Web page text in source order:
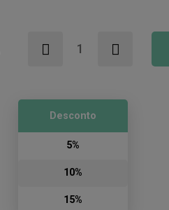
Desconto
5%
10%
15%